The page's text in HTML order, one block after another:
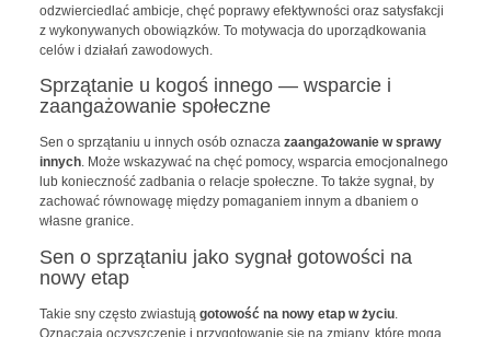
odzwierciedlać ambicje, chęć poprawy efektywności oraz satysfakcji
z wykonywanych obowiązków. To motywacja do uporządkowania
celów i działań zawodowych.
Sprzątanie u kogoś innego — wsparcie i
zaangażowanie społeczne
Sen o sprzątaniu u innych osób oznacza zaangażowanie w sprawy
innych. Może wskazywać na chęć pomocy, wsparcia emocjonalnego
lub konieczność zadbania o relacje społeczne. To także sygnał, by
zachować równowagę między pomaganiem innym a dbaniem o
własne granice.
Sen o sprzątaniu jako sygnał gotowości na
nowy etap
Takie sny często zwiastują gotowość na nowy etap w życiu.
Oznaczają oczyszczenie i przygotowanie się na zmiany, które mogą